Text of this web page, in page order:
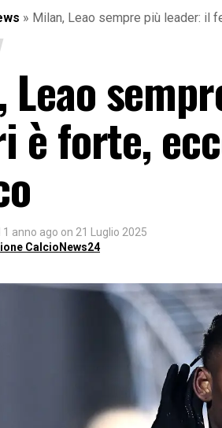
» Milan, Leao sempre più leader: il
Leao
è forte,
1 anno ago on 21 Luglio 2025
CalcioNews24